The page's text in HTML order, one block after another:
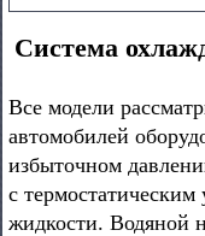
Система
Все модели
автомобилей
избыточном
с
жидкости. Водяной